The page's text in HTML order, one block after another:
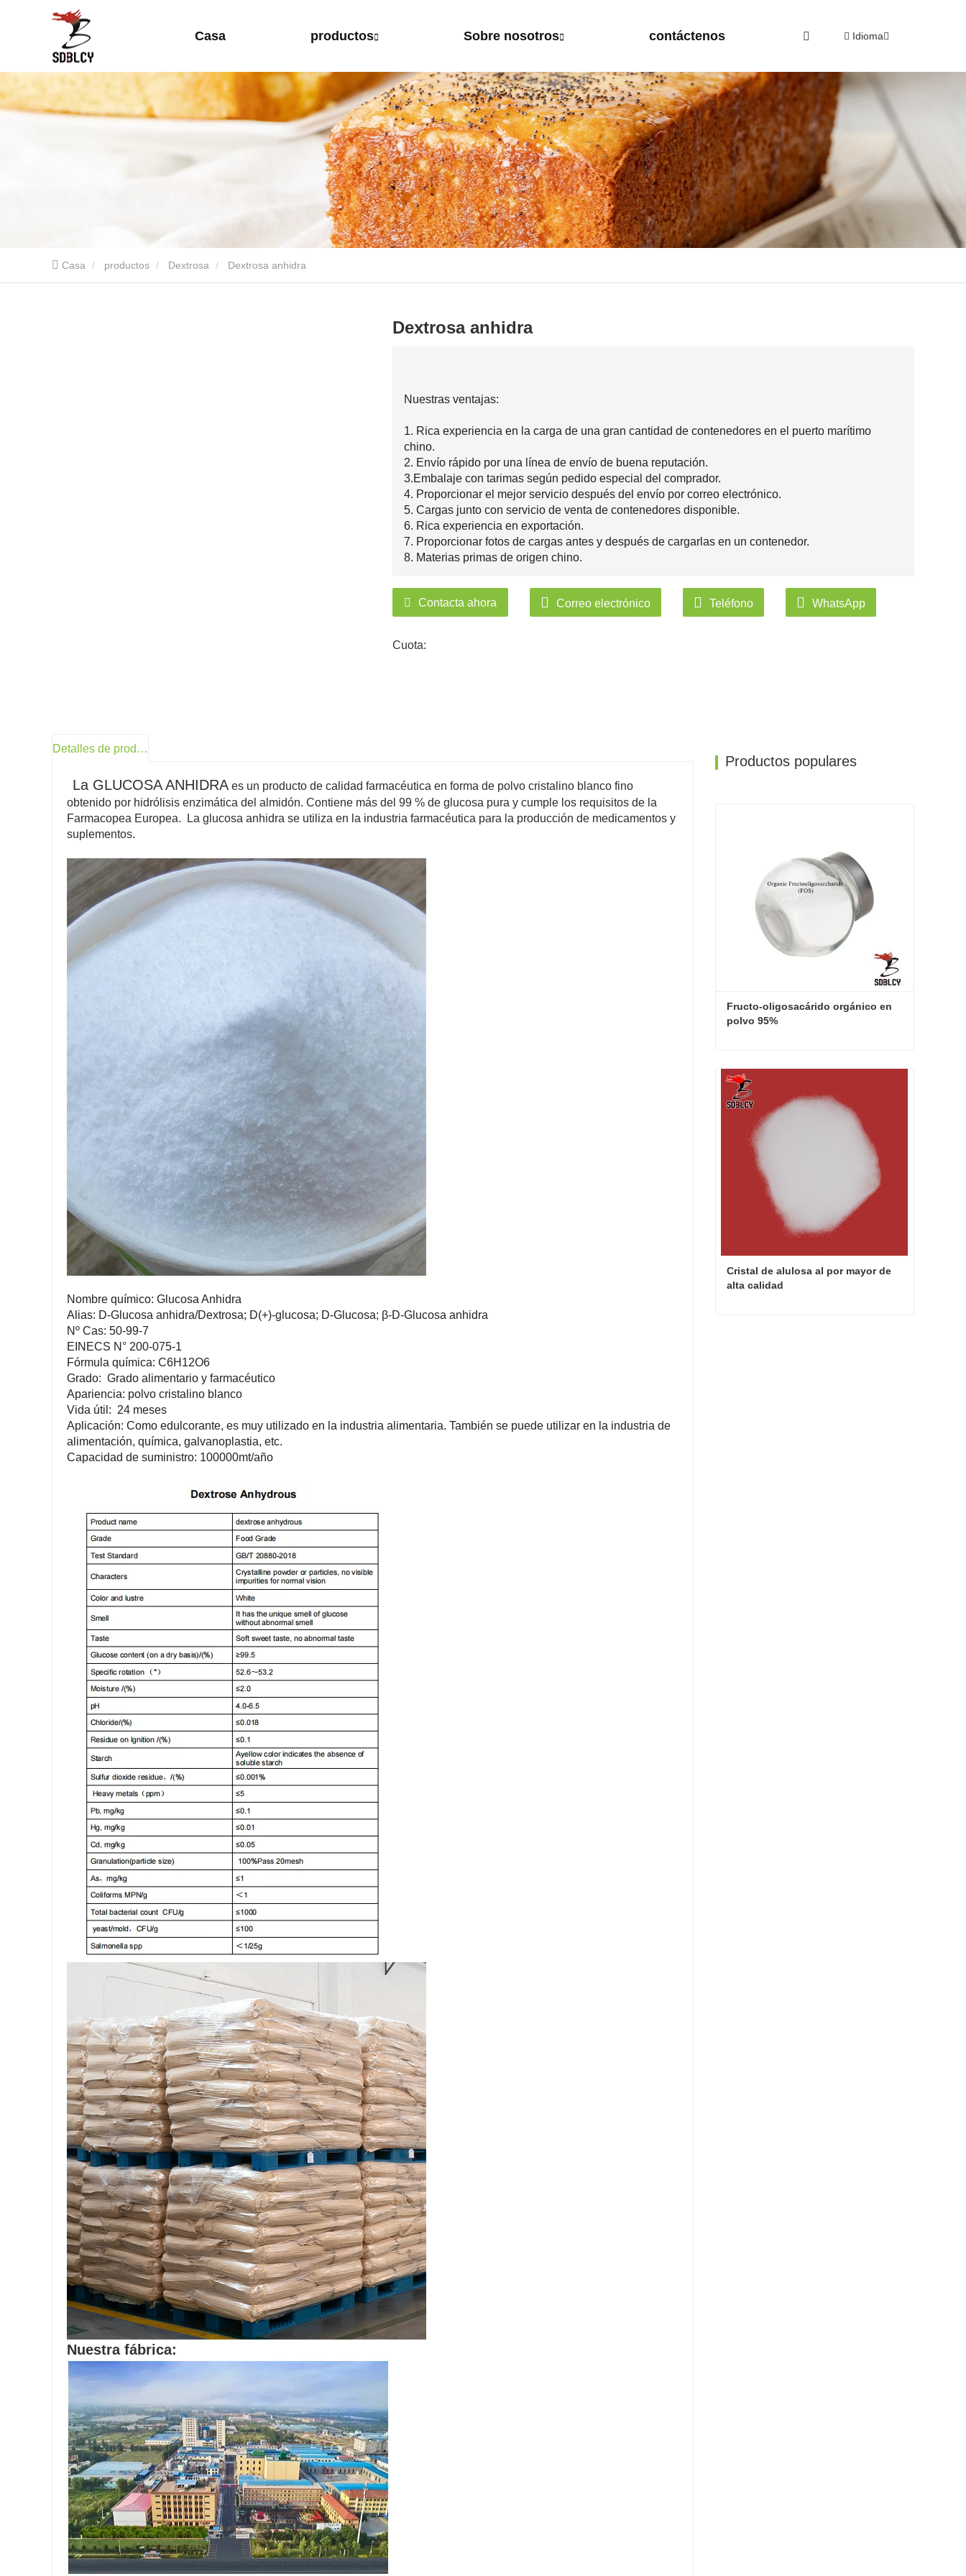
Casa productos Sobre nosotros contáctenos Idioma
Casa productos Dextrosa Dextrosa anhidra
Dextrosa anhidra
Nuestras ventajas:
1. Rica experiencia en la carga de una gran cantidad de contenedores en el puerto marítimo
chino.
2. Envío rápido por una línea de envío de buena reputación.
3.Embalaje con tarimas según pedido especial del comprador.
4. Proporcionar el mejor servicio después del envío por correo electrónico.
5. Cargas junto con servicio de venta de contenedores disponible.
6. Rica experiencia en exportación.
7. Proporcionar fotos de cargas antes y después de cargarlas en un contenedor.
8. Materias primas de origen chino.
Contacta ahora Correo electrónico Teléfono WhatsApp
Cuota:
Detalles de producto
La GLUCOSA ANHIDRA es un producto de calidad farmacéutica en forma de polvo cristalino blanco fino
obtenido por hidrólisis enzimática del almidón. Contiene más del 99 % de glucosa pura y cumple los requisitos de la
Farmacopea Europea. La glucosa anhidra se utiliza en la industria farmacéutica para la producción de medicamentos y
suplementos.
Nombre químico: Glucosa Anhidra
Alias: D-Glucosa anhidra/Dextrosa; D(+)-glucosa; D-Glucosa; β-D-Glucosa anhidra
Nº Cas: 50-99-7
EINECS N° 200-075-1
Fórmula química: C6H12O6
Grado: Grado alimentario y farmacéutico
Apariencia: polvo cristalino blanco
Vida útil: 24 meses
Aplicación: Como edulcorante, es muy utilizado en la industria alimentaria. También se puede utilizar en la industria de
alimentación, química, galvanoplastia, etc.
Capacidad de suministro: 100000mt/año
Nuestra fábrica:
Productos populares
Fructo-oligosacárido orgánico en
polvo 95%
Fructo-oligosacárido orgánico en polvo 95%
Contacta ahora
Cristal de alulosa al por mayor de
alta calidad